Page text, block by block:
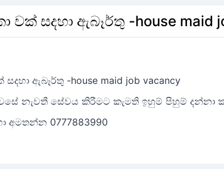
වක් සදහා ඇබෑර්තු -house maid
ඇබෑර්තු -house maid job vacancy
නැවතී සේවය කිරීමට කැමති ඉහුම් පිහුම් දන්නා
අමතන්න 0777883990